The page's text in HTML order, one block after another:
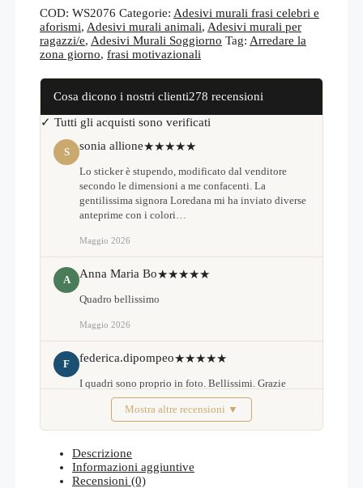
arredare
WS2076
quantità
COD: WS2076 Categorie: Adesivi murali frasi celebri e
aforismi, Adesivi murali animali, Adesivi murali per
ragazzi/e, Adesivi Murali Soggiorno Tag: Arredare la
zona giorno, frasi motivazionali
Cosa dicono i nostri clienti278 recensioni
✓ Tutti gli acquisti sono verificati
S sonia allione★★★★★
Lo sticker è stupendo, modificato dal venditore
secondo le dimensioni a me confacenti. La
gentilissima signora Loredana mi ha inviato diverse
anteprime con i colori…
Maggio 2026
A Anna Maria Bo★★★★★
Quadro bellissimo
Maggio 2026
F federica.dipompeo★★★★★
I quadri sono proprio in foto. Bellissimi. Grazie
Febbraio 2026Mostra altre recensioni ▼
Descrizione
Informazioni aggiuntive
Recensioni (0)